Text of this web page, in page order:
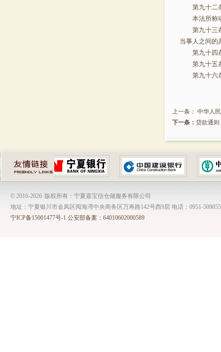
第九十二条
本法所称
第九十三条
当事人之间的
第九十四条
第九十五条
第九十六条
上一条： 中华人
下一条： 贷款通则
© 2016-2026 版权所有：宁夏嘉宝信仓储服务有限公司
地址：宁夏银川市金凤区阅海湾中央商务区万寿路142号西9层 电话：0951-
宁ICP备15001477号-1 公安部备案：64010602000589